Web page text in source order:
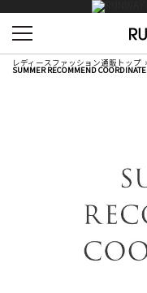
レディースファッション通販トップ
SUMMER RECOMMEND COORDINATE